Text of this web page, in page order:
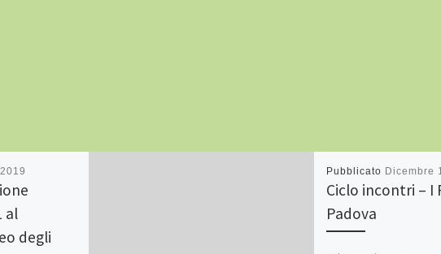
al
degli
Pubblicato Dicembre
Ciclo incontri – I
Padova